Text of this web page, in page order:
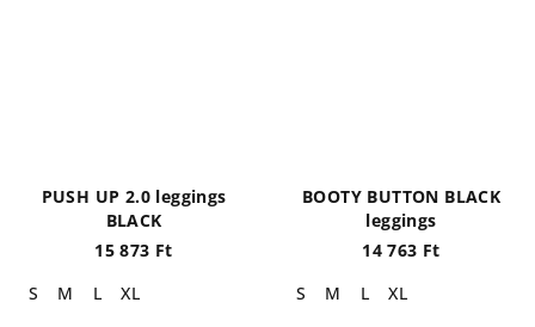
PUSH UP 2.0 leggings
BLACK
15 873 Ft
S
M L XL
BOOTY BUTTON BLACK
leggings
14 763 Ft
S
M L XL